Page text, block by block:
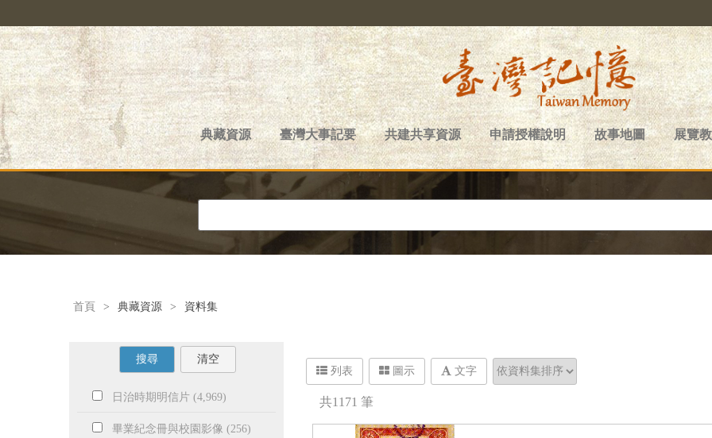
典藏資源 臺灣大事記要 共建共享資源 申請授權說明 故事地圖 展覽
首頁 > 典藏資源 > 資料集
搜尋 清空
日治時期明信片 (4,969)
畢業紀念冊與校園影像 (256)
列表 圖示 文字
共1171 筆